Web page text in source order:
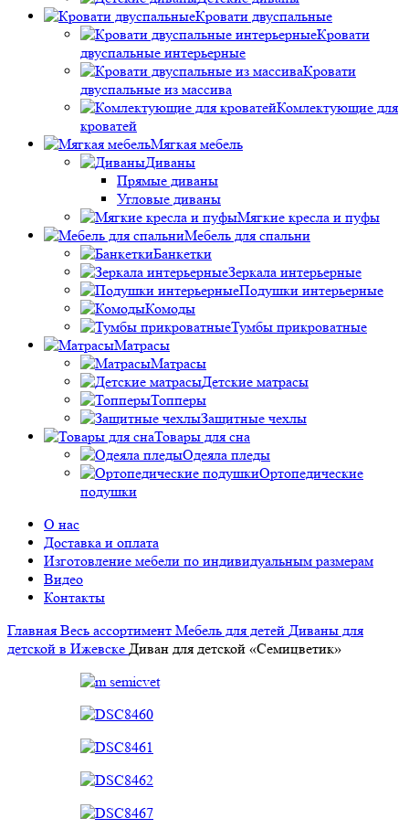
Кровати двуспальные
Кровати
двуспальные интерьерные
Кровати
двуспальные из массива
Комлектующие для
кроватей
Мягкая мебель
Диваны
Прямые диваны
Угловые диваны
Мягкие кресла и пуфы
Мебель для спальни
Банкетки
Зеркала интерьерные
Подушки интерьерные
Комоды
Тумбы прикроватные
Матрасы
Матрасы
Детские матрасы
Топперы
Защитные чехлы
Товары для сна
Одеяла пледы
Ортопедические
подушки
О нас
Доставка и оплата
Изготовление мебели по индивидуальным размерам
Видео
Контакты
Главная Весь ассортимент Мебель для детей Диваны для
детской в Ижевске Диван для детской «Семицветик»